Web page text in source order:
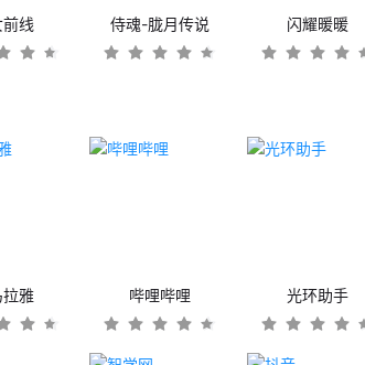
线 侍魂-胧月传说 闪耀暖暖
雅 哔哩哔哩 光环助手